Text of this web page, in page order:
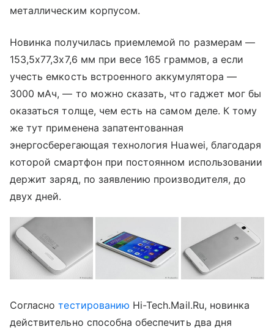
металлическим корпусом.
Новинка получилась приемлемой по размерам —
153,5х77,3х7,6 мм при весе 165 граммов, а если
учесть емкость встроенного аккумулятора —
3000 мАч, — то можно сказать, что гаджет мог бы
оказаться толще, чем есть на самом деле. К тому
же тут применена запатентованная
энергосберегающая технология Huawei, благодаря
которой смартфон при постоянном использовании
держит заряд, по заявлению производителя, до
двух дней.
Согласнотестированию Hi-Tech.Mаil.Ru, новинка
действительно способна обеспечить два дня